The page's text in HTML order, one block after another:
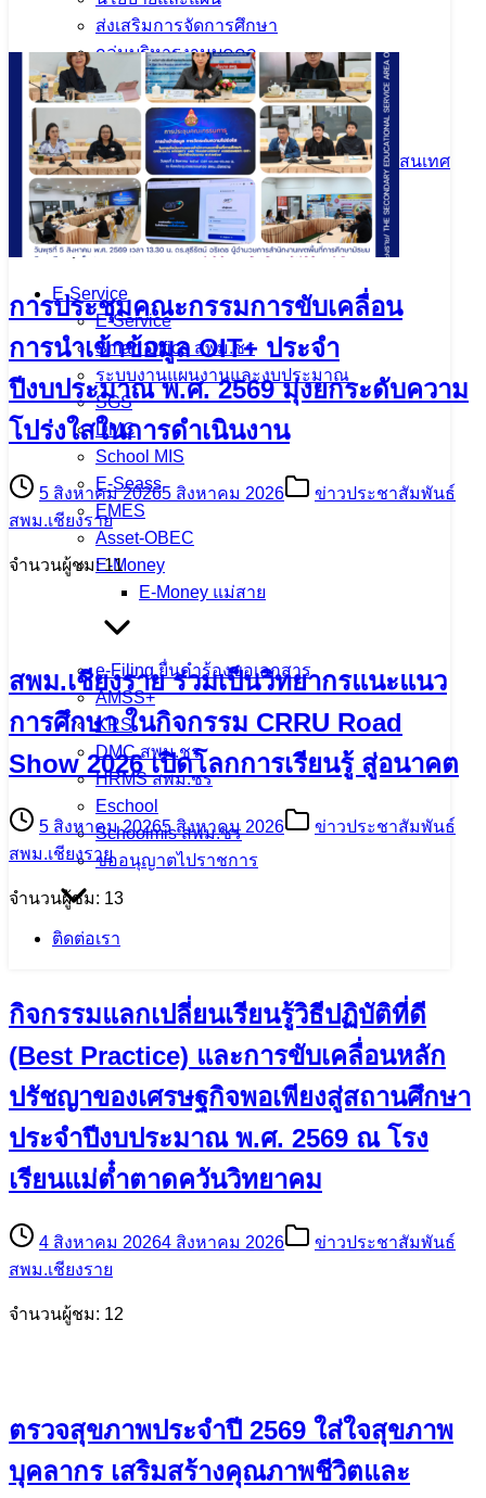
ส่งเสริมการจัดการศึกษา
กลุ่มบริหารงานบุคคล
กลุ่มบริหารการเงินและสินทรัพย์
หน่วยตรวจสอบภายใน
กลุ่มนิเทศติดตามและประเมินผลฯ
ส่งเสริมการศึกษาทางไกลเทคโนโลยีสารสนเทศ
กลุ่มพัฒนาครูและบุคลากรฯ
กลุ่มกฎหมายและคดี
E-Service
E-Service
Smart Office สพม.ชร
ระบบงานแผนงานและงบประมาณ
SGS
DMC
School MIS
E-Seass
EMES
Asset-OBEC
E-Money
E-Money แม่สาย
e-Filing ยื่นคำร้องขอเอกสาร
AMSS+
KRS
DMC สพม.ชร
HRMS สพม.ชร
Eschool
Schoolmis สพม.ชร
ขออนุญาตไปราชการ
ติดต่อเรา
เนื้อหาอื่นๆ
การประชุมคณะกรรมการขับเคลื่อน
การนำเข้าข้อมูล OIT+ ประจำ
ปีงบประมาณ พ.ศ. 2569 มุ่งยกระดับความ
โปร่งใสในการดำเนินงาน
5 สิงหาคม 20265 สิงหาคม 2026
ข่าวประชาสัมพันธ์
สพม.เชียงราย
จำนวนผู้ชม: 11
สพม.เชียงราย ร่วมเป็นวิทยากรแนะแนว
การศึกษา ในกิจกรรม CRRU Road
Show 2026 เปิดโลกการเรียนรู้ สู่อนาคต
5 สิงหาคม 20265 สิงหาคม 2026
ข่าวประชาสัมพันธ์
สพม.เชียงราย
จำนวนผู้ชม: 13
กิจกรรมแลกเปลี่ยนเรียนรู้วิธีปฏิบัติที่ดี
(Best Practice) และการขับเคลื่อนหลัก
ปรัชญาของเศรษฐกิจพอเพียงสู่สถานศึกษา
ประจำปีงบประมาณ พ.ศ. 2569 ณ โรง
เรียนแม่ต๋ำตาดควันวิทยาคม
4 สิงหาคม 20264 สิงหาคม 2026
ข่าวประชาสัมพันธ์
สพม.เชียงราย
จำนวนผู้ชม: 12
ตรวจสุขภาพประจำปี 2569 ใส่ใจสุขภาพ
บุคลากร เสริมสร้างคุณภาพชีวิตและ